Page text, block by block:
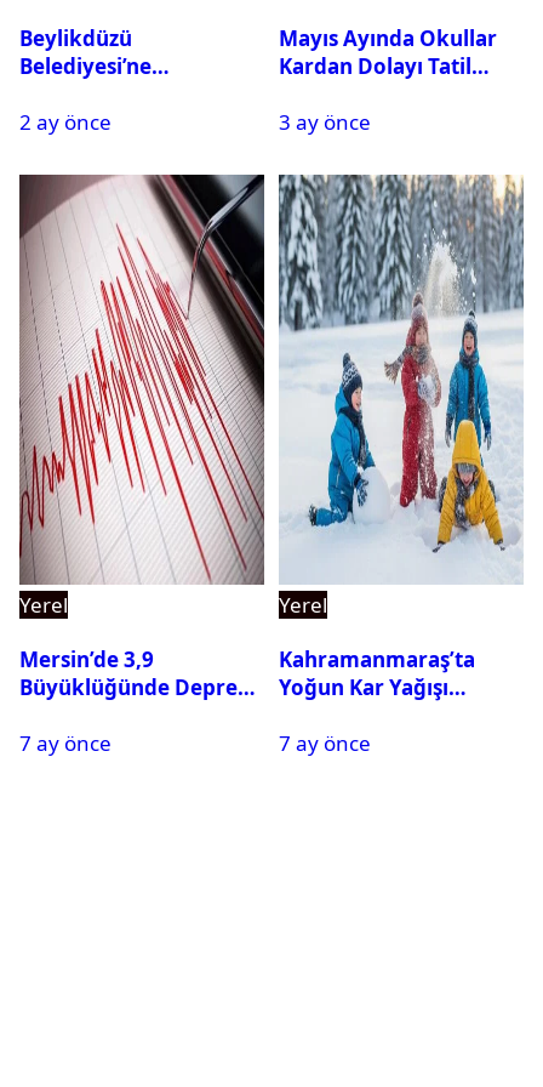
Beylikdüzü
Belediyesi’ne
Gözaltına Alındı
2 ay önce
Mayıs Ayında Okullar
Kardan Dolayı Tatil
3 ay önce
Yerel
Mersin’de 3,9
Büyüklüğünde Deprem
7 ay önce
Yerel
Kahramanmaraş’ta
Yoğun Kar Yağışı
Tatil
7 ay önce